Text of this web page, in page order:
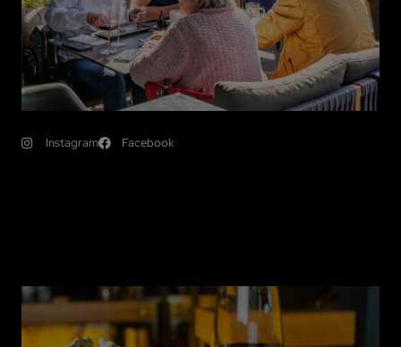
Instagram Facebook